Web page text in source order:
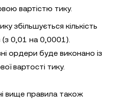
вартістю тику.
збільшується кількість
(з 0,01 на 0,0001).
ордери буде виконано із
вартості тику.
вище правила також